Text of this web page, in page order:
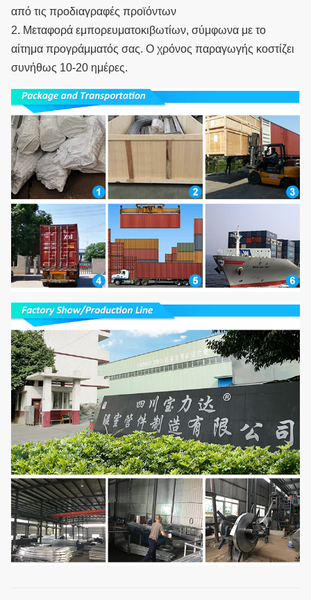
από τις προδιαγραφές προϊόντων
2. Μεταφορά εμπορευματοκιβωτίων, σύμφωνα με το
αίτημα προγράμματός σας. Ο χρόνος παραγωγής κοστίζει
συνήθως 10-20 ημέρες.